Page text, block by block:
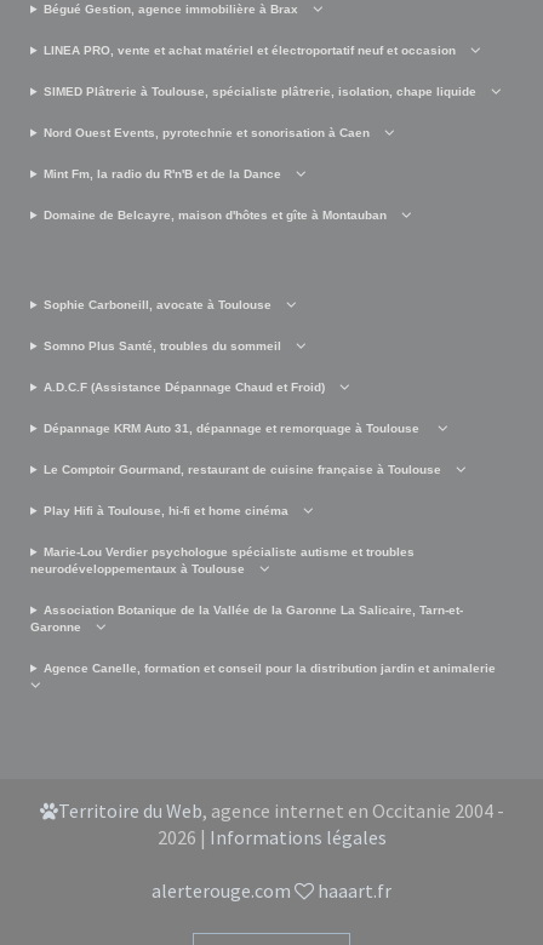
Bégué Gestion, agence immobilière à Brax
LINEA PRO, vente et achat matériel et électroportatif neuf et occasion
SIMED Plâtrerie à Toulouse, spécialiste plâtrerie, isolation, chape liquide
Nord Ouest Events, pyrotechnie et sonorisation à Caen
Mint Fm, la radio du R'n'B et de la Dance
Domaine de Belcayre, maison d'hôtes et gîte à Montauban
Sophie Carboneill, avocate à Toulouse
Somno Plus Santé, troubles du sommeil
A.D.C.F (Assistance Dépannage Chaud et Froid)
Dépannage KRM Auto 31, dépannage et remorquage à Toulouse
Le Comptoir Gourmand, restaurant de cuisine française à Toulouse
Play Hifi à Toulouse, hi-fi et home cinéma
Marie-Lou Verdier psychologue spécialiste autisme et troubles
neurodéveloppementaux à Toulouse
Association Botanique de la Vallée de la Garonne La Salicaire, Tarn-et-
Garonne
Agence Canelle, formation et conseil pour la distribution jardin et animalerie
Territoire du Web, agence internet en Occitanie 2004 -
2026 | Informations légales
alerterouge.com haaart.fr